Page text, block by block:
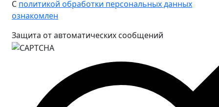
С политикой обработки персональных данных
ознакомлен
Защита от автоматических сообщений